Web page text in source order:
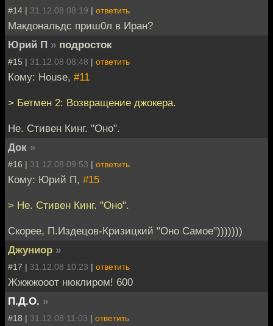
#14 | 31.12.08 08:19 | ответить
Макдональдс приш0л в Иран?
Юрий П » подросток
#15 | 31.12.08 08:48 | ответить
Кому: House, #11
> Бетмен 2: Возвращение джокера.
Не. Стивен Кинг. "Оно".
Док »
#16 | 31.12.08 09:53 | ответить
Кому: Юрий П, #15
> Не. Стивен Кинг. "Оно".
Скорее, П.Издецов-Кризицкий "Оно Самое")))))))
Джуниор »
#17 | 31.12.08 10:23 | ответить
Жжжжооот нюклиром! 600
П.Д.О. »
#18 | 31.12.08 11:03 | ответить